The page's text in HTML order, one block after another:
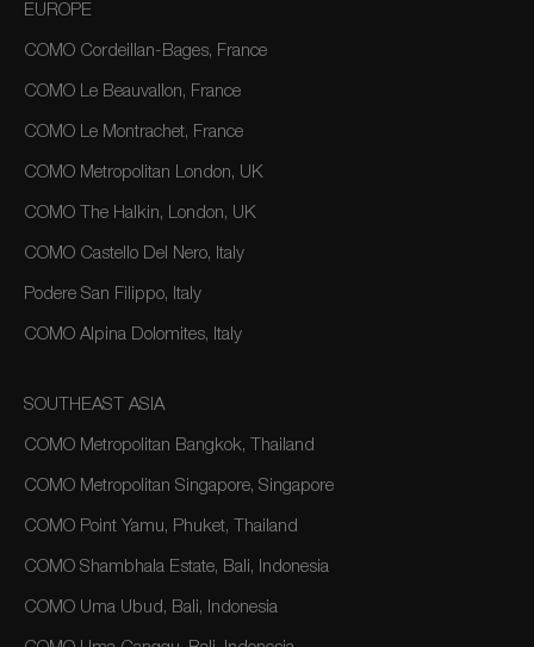
EUROPE
COMO Cordeillan-Bages, France
COMO Le Beauvallon, France
COMO Le Montrachet, France
COMO Metropolitan London, UK
COMO The Halkin, London, UK
COMO Castello Del Nero, Italy
Podere San Filippo, Italy
COMO Alpina Dolomites, Italy
SOUTHEAST ASIA
COMO Metropolitan Bangkok, Thailand
COMO Metropolitan Singapore, Singapore
COMO Point Yamu, Phuket, Thailand
COMO Shambhala Estate, Bali, Indonesia
COMO Uma Ubud, Bali, Indonesia